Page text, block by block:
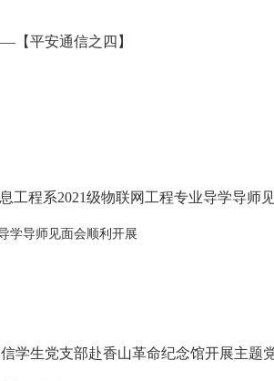
【平安通信之四】
程系2021级物联网工程专业导学导师
学导师见面会顺利开展
生党支部赴香山革命纪念馆开展主题